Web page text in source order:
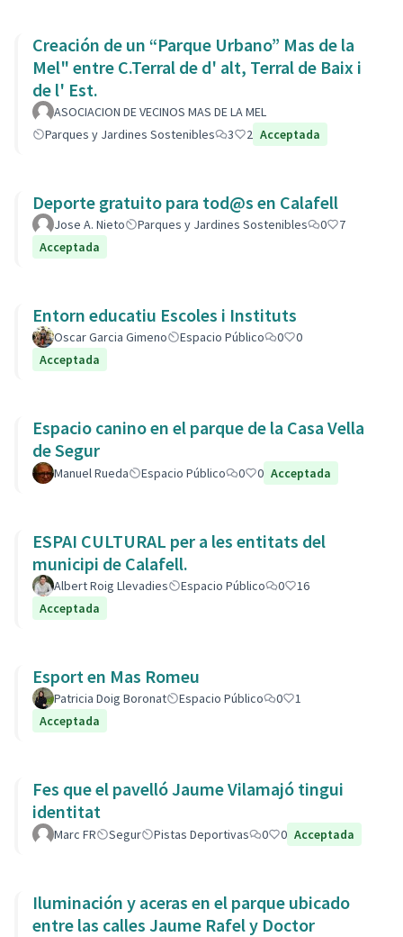
Creación de un “Parque Urbano” Mas de la
Mel" entre C.Terral de d' alt, Terral de Baix i
de l' Est.
ASOCIACION DE VECINOS MAS DE LA MEL
Parques y Jardines Sostenibles
3 2 Acceptada
Deporte gratuito para tod@s en Calafell
Jose A. Nieto Parques y Jardines Sostenibles 0
7
Acceptada
Entorn educatiu Escoles i Instituts
Oscar Garcia Gimeno Espacio Público 0
0
Acceptada
Espacio canino en el parque de la Casa Vella
de Segur
Manuel Rueda Espacio Público 0 0 Acceptada
ESPAI CULTURAL per a les entitats del
municipi de Calafell.
Albert Roig Llevadies Espacio Público 0
16
Acceptada
Esport en Mas Romeu
Patricia Doig Boronat Espacio Público 0
1
Acceptada
Fes que el pavelló Jaume Vilamajó tingui
identitat
Marc FR Segur Pistas Deportivas 0 0 Acceptada
Iluminación y aceras en el parque ubicado
entre las calles Jaume Rafel y Doctor